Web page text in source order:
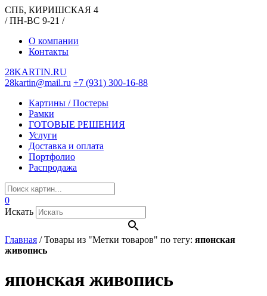
СПБ, КИРИШСКАЯ 4
/ ПН-ВС 9-21 /
О компании
Контакты
28KARTIN.RU
28kartin@mail.ru +7 (931) 300-16-88
Картины / Постеры
Рамки
ГОТОВЫЕ РЕШЕНИЯ
Услуги
Доставка и оплата
Портфолио
Распродажа
0
Искать
Главная /Товары из "Метки товаров" по тегу: японская
живопись
японская живопись